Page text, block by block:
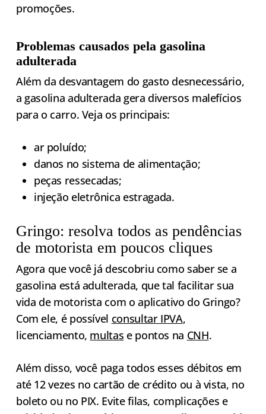
promoções.
Problemas causados pela gasolina
adulterada
Além da desvantagem do gasto desnecessário,
a gasolina adulterada gera diversos malefícios
para o carro. Veja os principais:
ar poluído;
danos no sistema de alimentação;
peças ressecadas;
injeção eletrônica estragada.
Gringo: resolva todos as pendências
de motorista em poucos cliques
Agora que você já descobriu como saber se a
gasolina está adulterada, que tal facilitar sua
vida de motorista com o aplicativo do Gringo?
Com ele, é possível consultar IPVA,
licenciamento, multas e pontos na CNH.
Além disso, você paga todos esses débitos em
até 12 vezes no cartão de crédito ou à vista, no
boleto ou no PIX. Evite filas, complicações e